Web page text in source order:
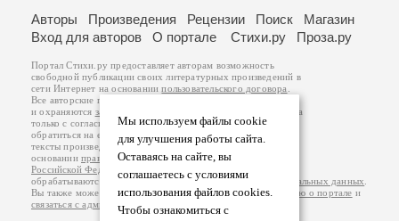
Мы используем файлы cookie
для улучшения работы сайта.
Оставаясь на сайте, вы
соглашаетесь с условиями
использования файлов cookies.
Чтобы ознакомиться с
Авторы Произведения Рецензии Поиск
Магазин
Вход для авторов
О портале Стихи.ру Проза.ру
Портал Стихи.ру предоставляет авторам возможность
свободной публикации своих литературных произведений в
сети Интернет на основаниипользовательского договора
Все авторские права на произведения принадлежат авторам
и охраняются законом
. Перепечатка произведений возможна
только с согласия его автора, к которому вы можете
обратиться на его авторской странице. Ответственность за
тексты произведений авторы несут самостоятельно на
основанииправил публикацииизаконодательства
Российской Федерации
обрабатываются на основанииПолитики обработки персональных данных
Вы также можете посмотреть более подробнуюинформацию о портале и
связаться с администрацией